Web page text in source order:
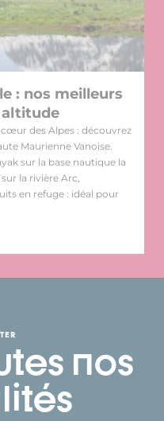
: nos meilleurs
des Alpes : découvrez
Maurienne Vanoise.
sur la base nautique la
la rivière Arc,
en refuge : idéal pour
nos